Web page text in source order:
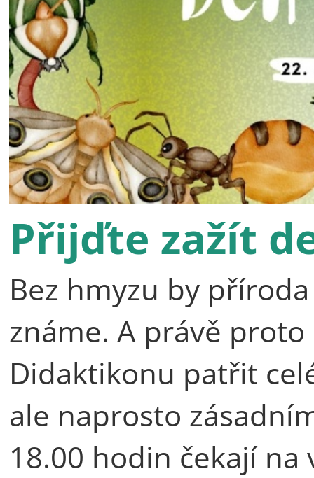
Přijďte zažít
Bez hmyzu by
známe. A právě
Didaktikonu patřit
ale naprosto
18.00 hodin čekají na